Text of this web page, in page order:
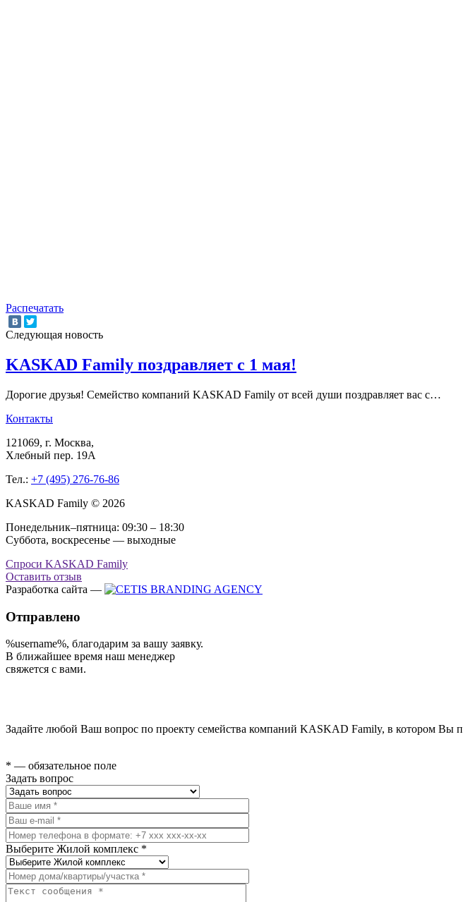
Распечатать
Следующая новость
KASKAD Family поздравляет с 1 мая!
Дорогие друзья! Семейство компаний KASKAD Family от всей души поздравляет вас с…
Контакты
121069, г. Москва,
Хлебный пер. 19А
Тел.: +7 (495) 276-76-86
KASKAD Family © 2026
Понедельник–пятница: 09:30 – 18:30
Суббота, воскресенье — выходные
Спроси KASKAD Family
Оставить отзыв
Разработка сайта —
Отправлено
%username%, благодарим за вашу заявку.
В ближайшее время наш менеджер
свяжется с вами.
Задайте любой Ваш вопрос по проекту семейства компаний KASKAD Family, в котором Вы
* — обязательное поле
Задать вопрос
Выберите Жилой комплекс *